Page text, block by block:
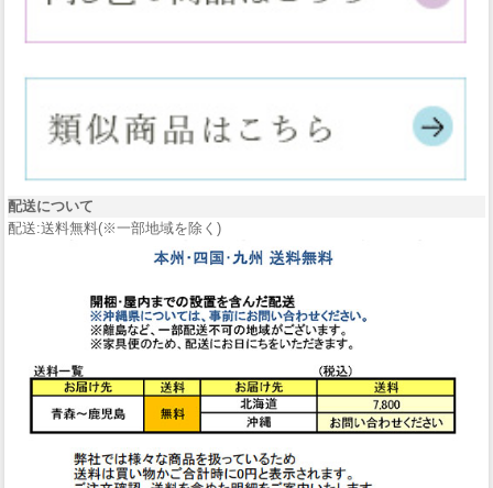
配送について
配送:送料無料(※一部地域を除く)